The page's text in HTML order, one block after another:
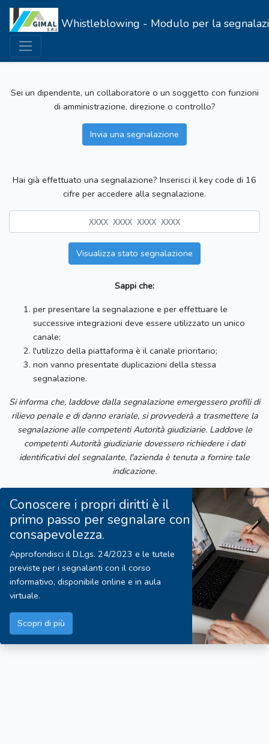
Whistleblowing - Modulo per la
Sei un dipendente, un collaboratore o un soggetto con funzioni
di amministrazione, direzione o controllo?
Invia una segnalazione
Hai già effettuato una segnalazione? Inserisci il key code di 16
cifre per accedere alla segnalazione.
Visualizza stato segnalazione
Sappi che:
per presentare la segnalazione e per effettuare le
successive integrazioni deve essere utilizzato un unico
canale;
l'utilizzo della piattaforma è il canale prioritario;
non vanno presentate duplicazioni della stessa
segnalazione.
Si informa che, laddove dalla segnalazione emergessero profili di
rilievo penale e di danno erariale, si provvederà a trasmettere la
segnalazione alle competenti Autorità giudiziarie. Laddove le
competenti Autorità giudiziarie dovessero richiedere i dati
identificativi del segnalante, l'azienda è tenuta a fornire tale
indicazione.
Conoscere i propri diritti è il
primo passo per segnalare con
consapevolezza.
Approfondisci il D.Lgs. 24/2023 e le tutele
previste per i segnalanti con il corso
informativo, disponibile online e in aula
virtuale.
Scopri di più